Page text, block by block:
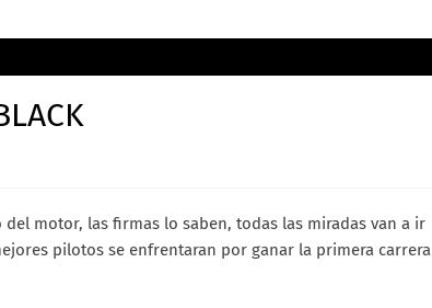
motor, las firmas lo saben, todas las miradas van a ir
pilotos se enfrentaran por ganar la primera carrera